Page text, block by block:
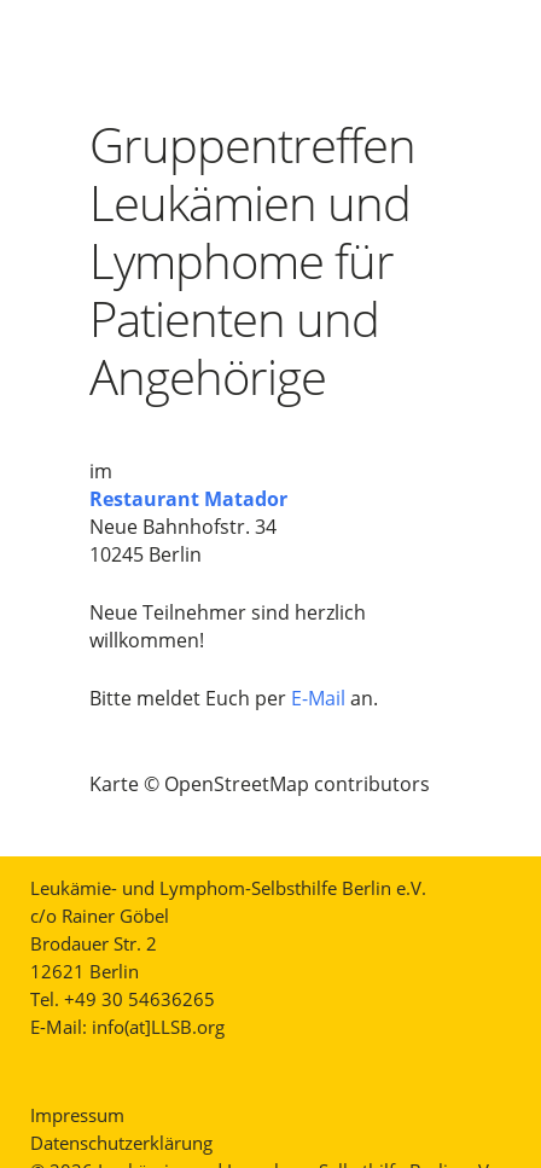
Gruppentreffen
Leukämien und
Lymphome für
Patienten und
Angehörige
im
Restaurant Matador
Neue Bahnhofstr. 34
10245 Berlin
Neue Teilnehmer sind herzlich
willkommen!
Bitte meldet Euch per E-Mail an.
Karte © OpenStreetMap contributors
Leukämie- und Lymphom-Selbsthilfe Berlin e.V.
c/o Rainer Göbel
Brodauer Str. 2
12621 Berlin
Tel. +49 30 54636265
E-Mail: info(at]LLSB.org
Impressum
Datenschutzerklärung